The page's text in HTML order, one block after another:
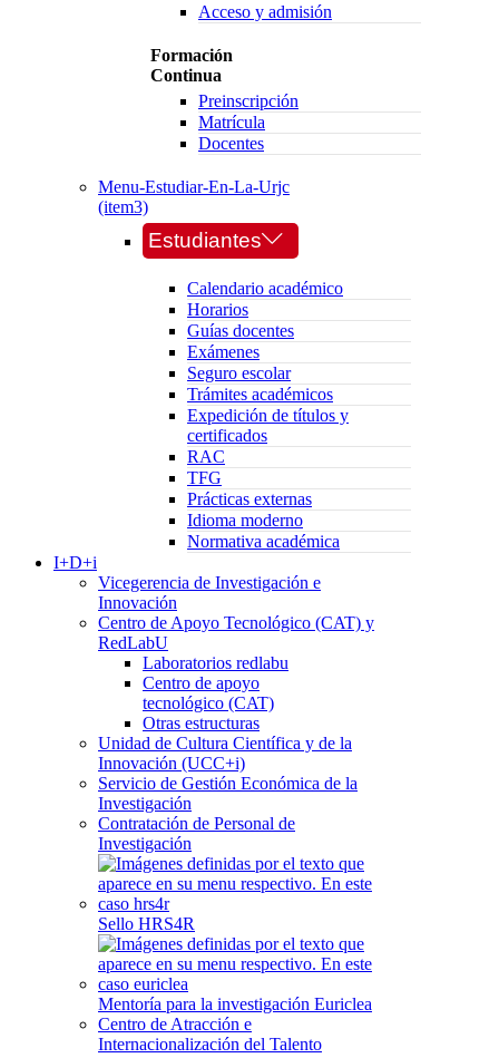
Acceso y admisión
Formación
Continua
Preinscripción
Matrícula
Docentes
Menu-Estudiar-En-La-Urjc
(item3)
Estudiantes
Calendario académico
Horarios
Guías docentes
Exámenes
Seguro escolar
Trámites académicos
Expedición de títulos y
certificados
RAC
TFG
Prácticas externas
Idioma moderno
Normativa académica
I+D+i
Vicegerencia de Investigación e
Innovación
Centro de Apoyo Tecnológico (CAT) y
RedLabU
Laboratorios redlabu
Centro de apoyo
tecnológico (CAT)
Otras estructuras
Unidad de Cultura Científica y de la
Innovación (UCC+i)
Servicio de Gestión Económica de la
Investigación
Contratación de Personal de
Investigación
Sello HRS4R
Mentoría para la investigación Euriclea
Centro de Atracción e
Internacionalización del Talento